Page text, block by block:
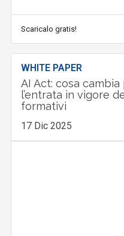
Scaricalo gratis!
WHITE PAPER
AI Act: cosa
l’entrata in vigore
formativi
17 Dic 2025